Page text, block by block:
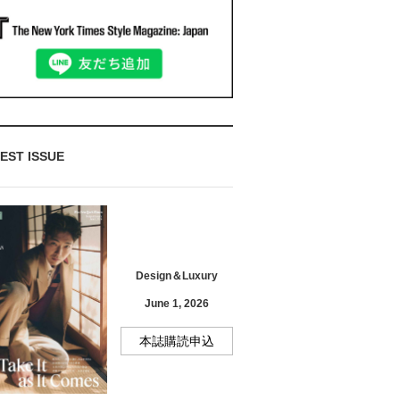
ISSUE
Design＆Luxury
June 1, 2026
本誌購読申込